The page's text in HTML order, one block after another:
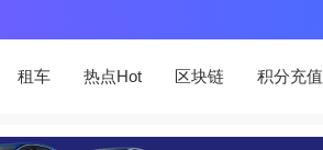
租车 热点Hot 区块链 积分充值